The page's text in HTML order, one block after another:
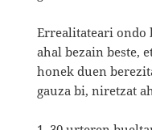
Errealitateari ondo
ahal bezain beste,
honek duen
gauza bi, niretzat